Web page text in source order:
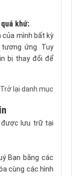
khứ:
của mình bất kỳ
ứng. Tuy
bị thay đổi để
Trở lại danh mục
lưu trữ tại
Bạn bằng các
cùng các hình